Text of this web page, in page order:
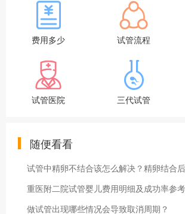
费用多少 试管流程
试管医院 三代试管
随便看看
试管中精卵不结合该怎么解决？精卵结合
重医附二院试管婴儿费用明细及成功率参
做试管出现哪些情况会导致取消周期？